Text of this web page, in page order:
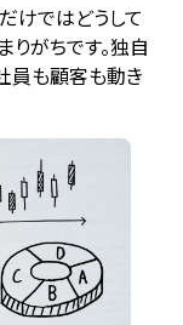
けではどうして
がちです。独⾃
員も顧客も動き